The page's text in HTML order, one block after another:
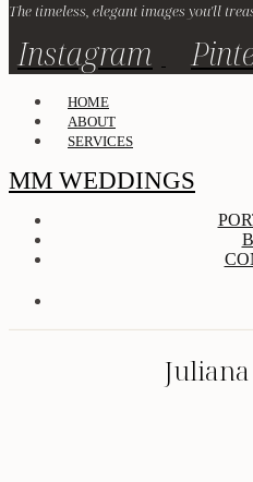
The timeless, elegant images you'll
Instagram
HOME
ABOUT
SERVICES
MM WEDDINGS